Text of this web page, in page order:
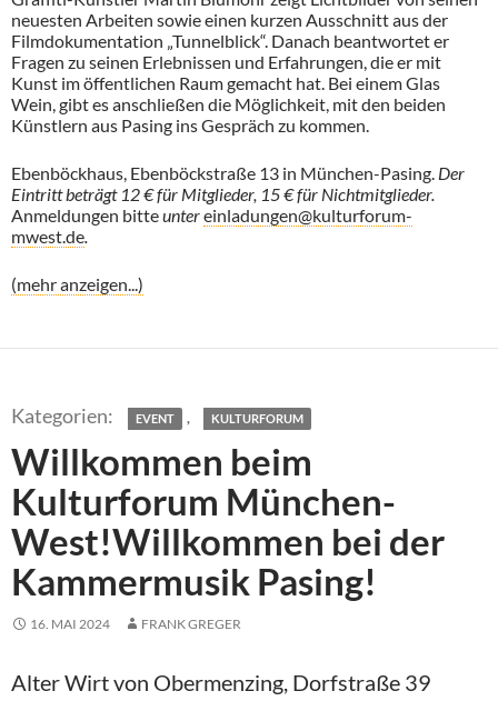
neuesten Arbeiten sowie einen kurzen Ausschnitt aus der
Filmdokumentation „Tunnelblick“. Danach beantwortet er
Fragen zu seinen Erlebnissen und Erfahrungen, die er mit
Kunst im öffentlichen Raum gemacht hat. Bei einem Glas
Wein, gibt es anschließen die Möglichkeit, mit den beiden
Künstlern aus Pasing ins Gespräch zu kommen.
Ebenböckhaus, Ebenböckstraße 13 in München-Pasing. Der
Eintritt beträgt 12 € für Mitglieder, 15 € für Nichtmitglieder.
Anmeldungen bitteuntereinladungen@kulturforum-
mwest.de.
(mehr anzeigen...)
EVENT , KULTURFORUM
Willkommen beim
Kulturforum München-
West!Willkommen bei der
Kammermusik Pasing!
16. MAI 2024 FRANK GREGER
Alter Wirt von Obermenzing, Dorfstraße 39